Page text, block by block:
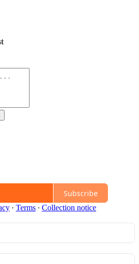
Subscribe
∙ Terms ∙ Collection notice